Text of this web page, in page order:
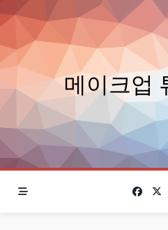
Skip
to
content
메이크업